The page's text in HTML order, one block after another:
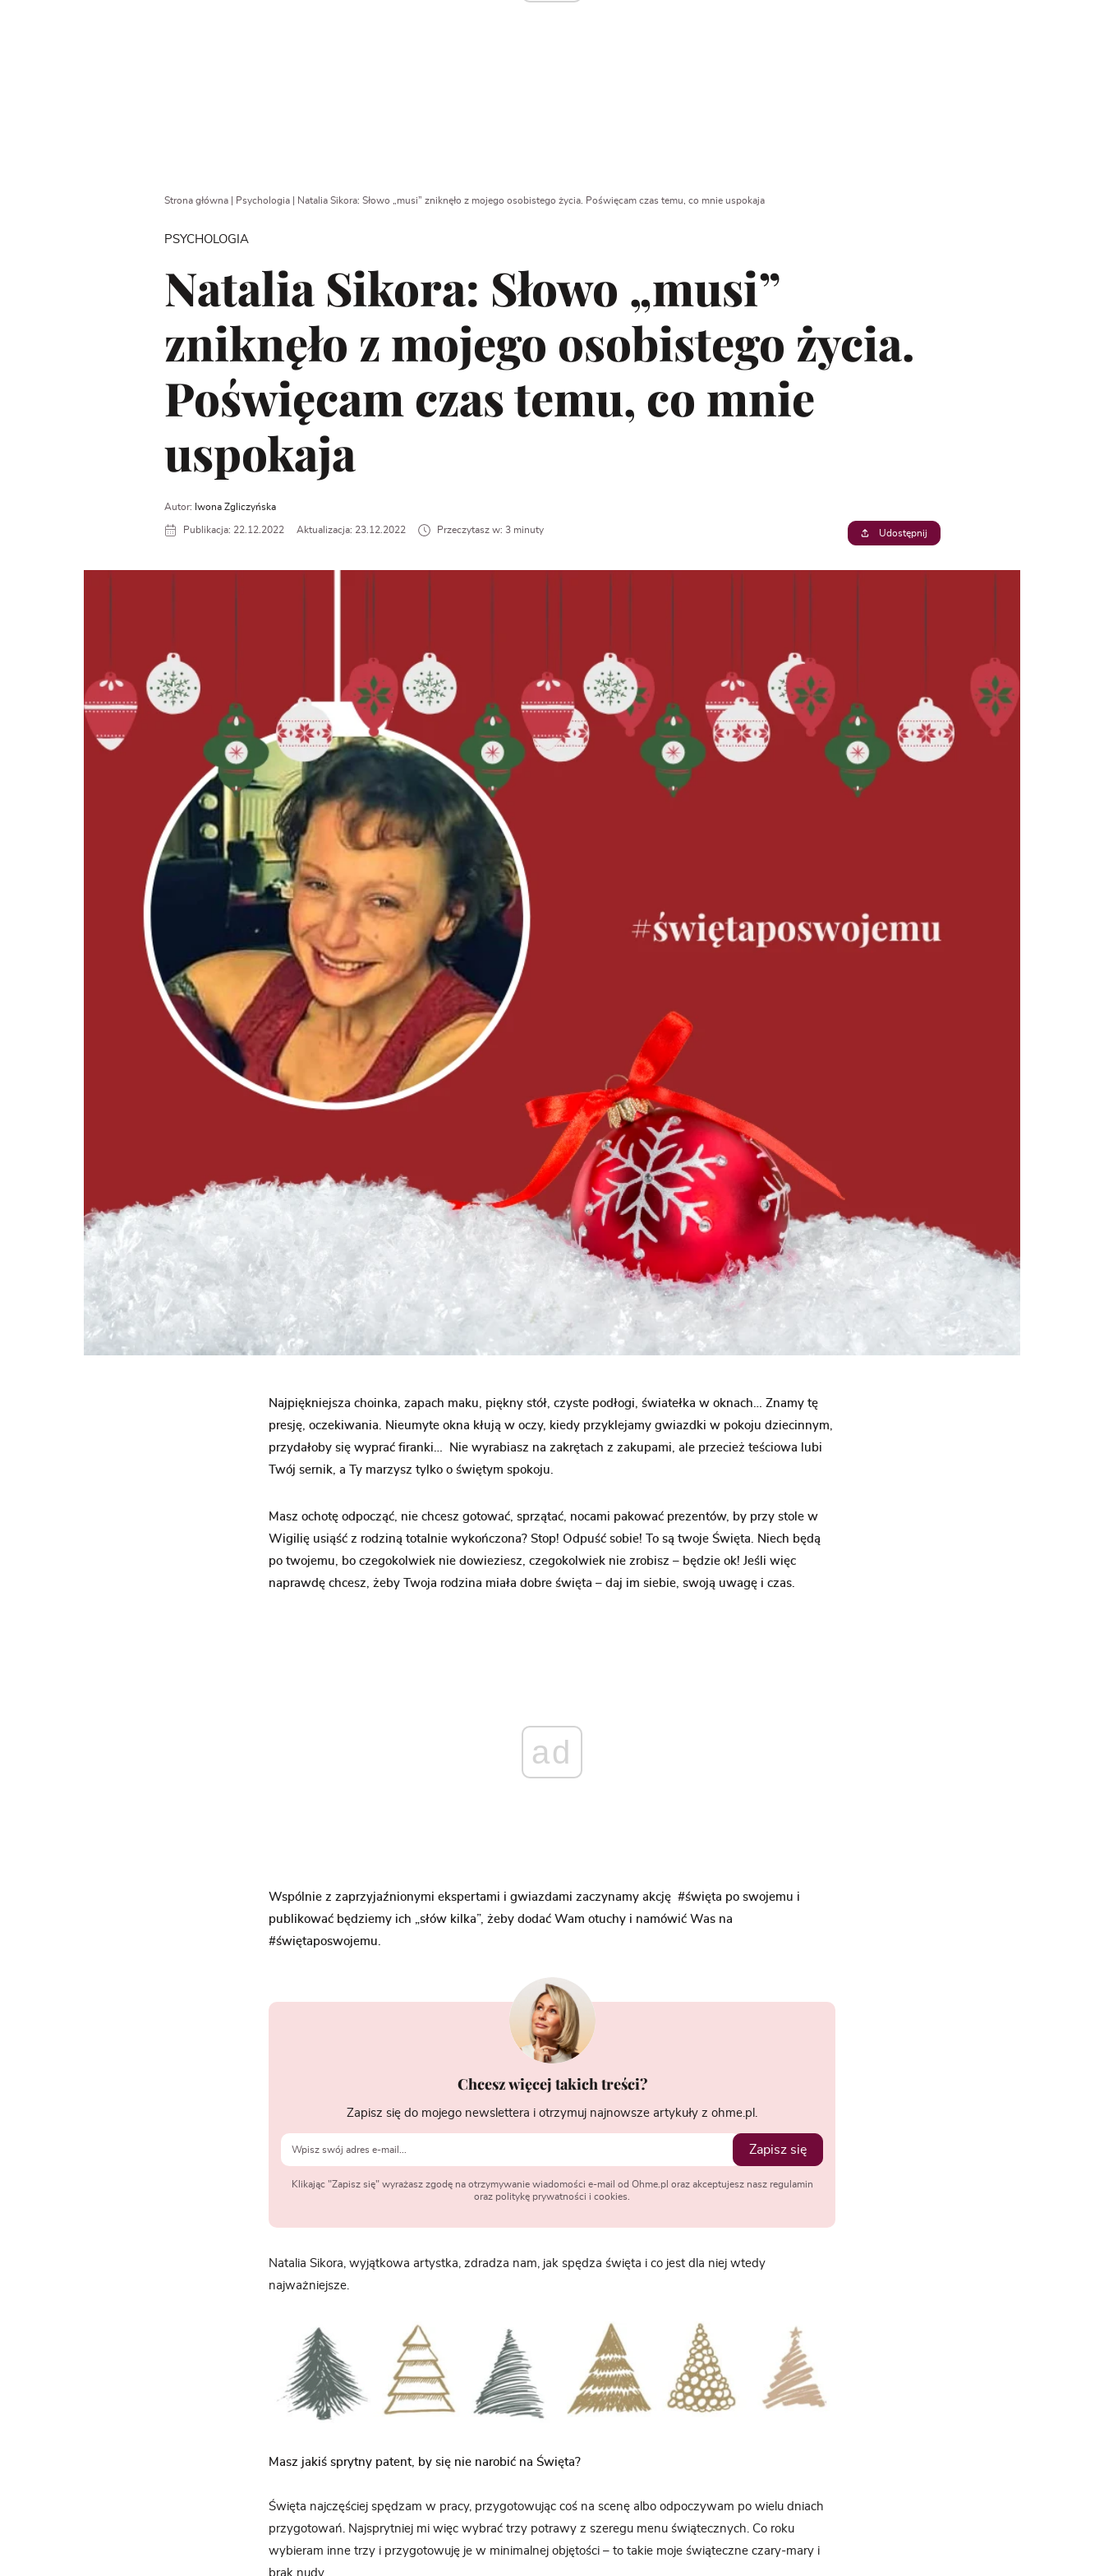
Strona główna| Psychologia| Natalia Sikora: Słowo „musi” zniknęło z mojego osobistego życia. Poświęcam czas temu, co mnie uspokaja
PSYCHOLOGIA
Natalia Sikora: Słowo „musi”
zniknęło z mojego osobistego życia.
Poświęcam czas temu, co mnie
uspokaja
Autor: Iwona Zgliczyńska
Publikacja: 22.12.2022 Aktualizacja: 23.12.2022 Przeczytasz w: 3 minuty Udostępnij
Najpiękniejsza choinka, zapach maku, piękny stół, czyste podłogi, światełka w oknach… Znamy tę
presję, oczekiwania. Nieumyte okna kłują w oczy, kiedy przyklejamy gwiazdki w pokoju dziecinnym,
przydałoby się wyprać firanki… Nie wyrabiasz na zakrętach z zakupami, ale przecież teściowa lubi
Twój sernik, a Ty marzysz tylko o świętym spokoju.
Masz ochotę odpocząć, nie chcesz gotować, sprzątać, nocami pakować prezentów, by przy stole w
Wigilię usiąść z rodziną totalnie wykończona? Stop! Odpuść sobie! To są twoje Święta. Niech będą
po twojemu, bo czegokolwiek nie dowieziesz, czegokolwiek nie zrobisz – będzie ok! Jeśli więc
naprawdę chcesz, żeby Twoja rodzina miała dobre święta – daj im siebie, swoją uwagę i czas.
ad
Wspólnie z zaprzyjaźnionymi ekspertami i gwiazdami zaczynamy akcję #święta po swojemu i
publikować będziemy ich „słów kilka”, żeby dodać Wam otuchy i namówić Was na
#świętaposwojemu.
Chcesz więcej takich treści?
Zapisz się do mojego newslettera i otrzymuj najnowsze artykuły z ohme.pl.
Zapisz się
Klikając "Zapisz się" wyrażasz zgodę na otrzymywanie wiadomości e-mail od Ohme.pl oraz akceptujesz nasz regulamin
oraz politykę prywatności i cookies.
Natalia Sikora, wyjątkowa artystka, zdradza nam, jak spędza święta i co jest dla niej wtedy
najważniejsze.
Masz jakiś sprytny patent, by się nie narobić na Święta?
Święta najczęściej spędzam w pracy, przygotowując coś na scenę albo odpoczywam po wielu dniach
przygotowań. Najsprytniej mi więc wybrać trzy potrawy z szeregu menu świątecznych. Co roku
wybieram inne trzy i przygotowuję je w minimalnej objętości – to takie moje świąteczne czary-mary i
brak nudy.